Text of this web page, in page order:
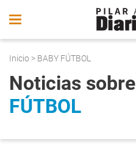
Inicio > BABY FÚTBOL
Noticias sobre
FÚTBOL